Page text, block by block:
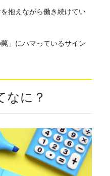
抱えながら働き続けてい
」にハマっているサイン
なに？